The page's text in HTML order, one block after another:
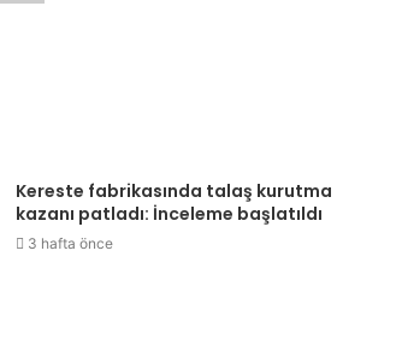
Kereste fabrikasında talaş kurutma
kazanı patladı: İnceleme başlatıldı
3 hafta önce